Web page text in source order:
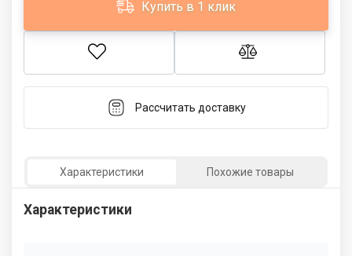
Купить в 1 клик
Рассчитать доставку
Характеристики Похожие товары
Характеристики